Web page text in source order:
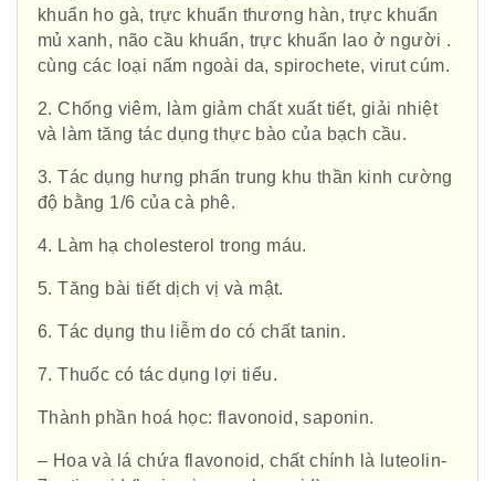
khuẩn ho gà, trực khuẩn thương hàn, trực khuẩn
mủ xanh, não cầu khuẩn, trực khuẩn lao ở người .
cùng các loại nấm ngoài da, spirochete, virut cúm.
2. Chống viêm, làm giảm chất xuất tiết, giải nhiệt
và làm tăng tác dụng thực bào của bạch cầu.
3. Tác dụng hưng phấn trung khu thần kinh cường
độ bằng 1/6 của cà phê.
4. Làm hạ cholesterol trong máu.
5. Tăng bài tiết dịch vị và mật.
6. Tác dụng thu liễm do có chất tanin.
7. Thuốc có tác dụng lợi tiểu.
Thành phần hoá học: flavonoid, saponin.
– Hoa và lá chứa flavonoid, chất chính là luteolin-